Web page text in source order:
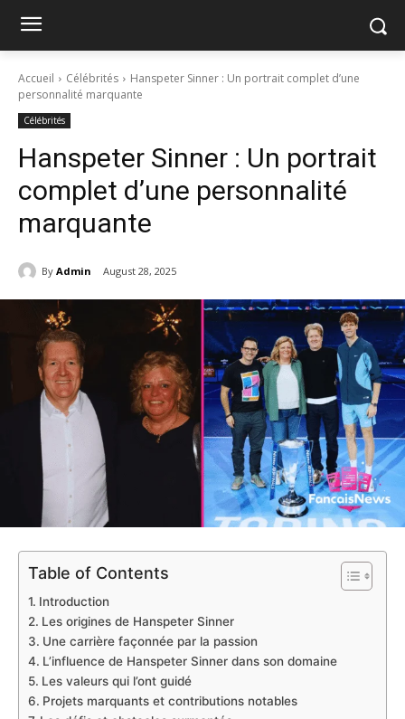
Accueil Célébrités
Hanspeter Sinner : Un portrait complet d’une
personnalité marquante
Célébrités
Hanspeter Sinner : Un portrait
complet d’une personnalité
marquante
By Admin August 28, 2025
Table of Contents
Introduction
Les origines de Hanspeter Sinner
Une carrière façonnée par la passion
L’influence de Hanspeter Sinner dans son domaine
Les valeurs qui l’ont guidé
Projets marquants et contributions notables